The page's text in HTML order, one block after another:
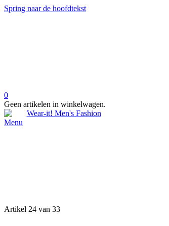
Spring naar de hoofdtekst
0
Geen artikelen in winkelwagen.
Menu
Artikel 24 van 33